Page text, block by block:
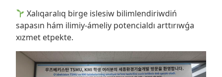
Xalıqaralıq birge islesiw bilimlendiriwdiń
sapasın hám ilimiy-ámeliy potencialdı arttırıwǵa
xızmet etpekte.